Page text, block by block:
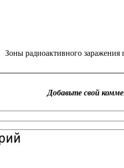
Зоны радиоактивного